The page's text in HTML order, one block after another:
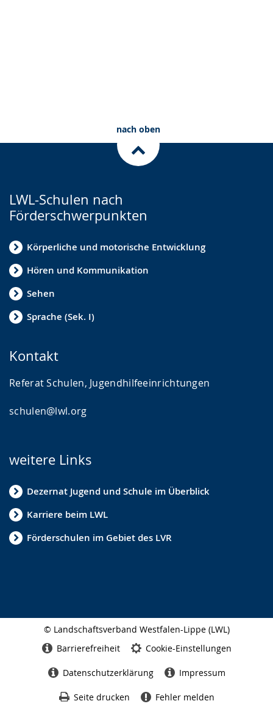
nach oben
LWL-Schulen nach
Förderschwerpunkten
Körperliche und motorische Entwicklung
Hören und Kommunikation
Sehen
Sprache (Sek. I)
Kontakt
Referat Schulen, Jugendhilfeeinrichtungen
schulen@lwl.org
weitere Links
Dezernat Jugend und Schule im Überblick
Karriere beim LWL
Förderschulen im Gebiet des LVR
© Landschaftsverband Westfalen-Lippe (LWL)
Barrierefreiheit Cookie-Einstellungen
Datenschutzerklärung Impressum
Seite drucken Fehler melden